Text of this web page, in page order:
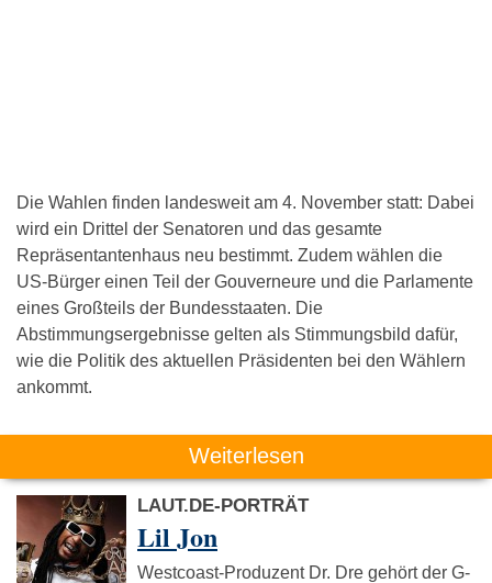
Die Wahlen finden landesweit am 4. November statt: Dabei
wird ein Drittel der Senatoren und das gesamte
Repräsentantenhaus neu bestimmt. Zudem wählen die
US-Bürger einen Teil der Gouverneure und die Parlamente
eines Großteils der Bundesstaaten. Die
Abstimmungsergebnisse gelten als Stimmungsbild dafür,
wie die Politik des aktuellen Präsidenten bei den Wählern
ankommt.
Weiterlesen
LAUT.DE-PORTRÄT
Lil Jon
Westcoast-Produzent Dr. Dre gehört der G-